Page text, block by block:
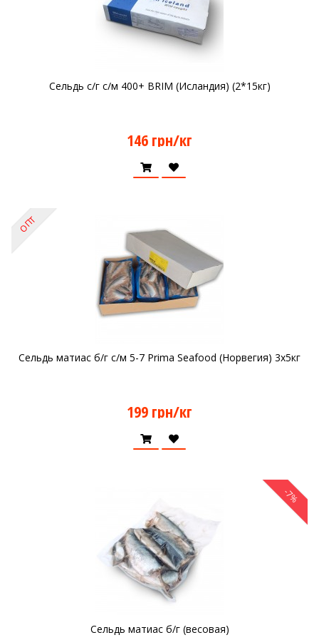
Сельдь с/г с/м 400+ BRIM (Исландия) (2*15кг)
146 грн/кг
ОПТ
Сельдь матиас б/г с/м 5-7 Prima Seafood (Норвегия) 3х5кг
199 грн/кг
-7%
Сельдь матиас б/г (весовая)